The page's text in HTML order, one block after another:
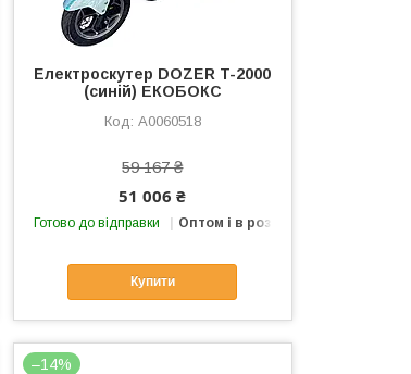
Електроcкутер DOZER T-2000
(синій) ЕКОБОКС
А0060518
59 167 ₴
51 006 ₴
Готово до відправки Оптом і в роздріб
Купити
–14%